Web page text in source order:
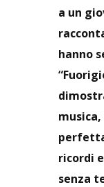
a un
hanno
ricordi
senza